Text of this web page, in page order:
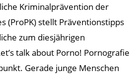
Kriminalprävention der
(ProPK) stellt Präventionstipps
zum diesjährigen
talk about Porno! Pornografie
Gerade junge Menschen